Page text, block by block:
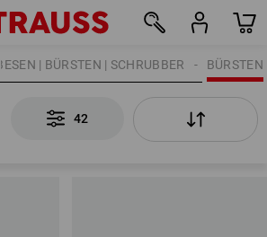
BÜRSTEN
BESEN | BÜRSTEN | SCHRUBBER
42